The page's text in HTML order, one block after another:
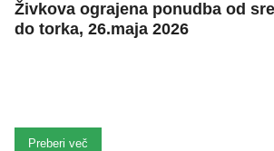
Živkova ograjena ponudba od
do torka, 26.maja 2026
Preberi več